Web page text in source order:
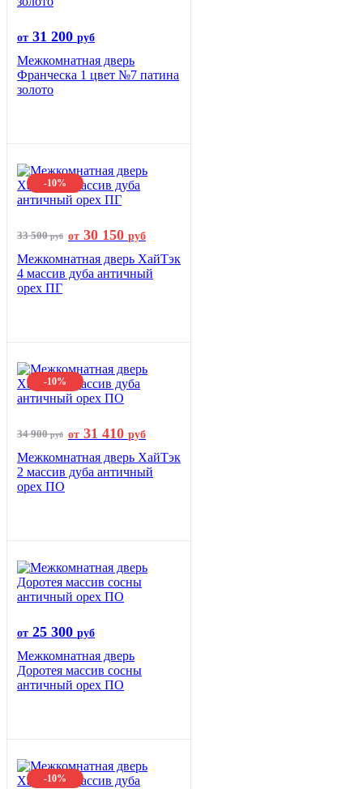
от 31 200 руб
Межкомнатная дверь
Франческа 1 цвет №7 патина
золото
-10%
33 500руб от 30 150 руб
Межкомнатная дверь ХайТэк
4 массив дуба античный
орех ПГ
-10%
34 900руб от 31 410 руб
Межкомнатная дверь ХайТэк
2 массив дуба античный
орех ПО
от 25 300 руб
Межкомнатная дверь
Доротея массив сосны
античный орех ПО
-10%